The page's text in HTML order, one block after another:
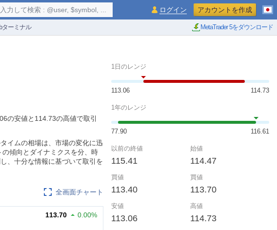
ターミナル MetaTrader 5をダウンロード
入力して検索 : @user, $symbol, ... ログイン アカウントを作成
の安値と114.73の高値で取引
イムの相場は、市場の変化に迅
傾向とダイナミクスを分、時
、十分な情報に基づいて取引を
全画面チャート
113.70 0.00%
1日のレンジ
113.06 114.73
1年のレンジ
77.90 116.61
以前の終値
115.41
始値
114.47
買値
113.40
買値
113.70
安値
113.06
高値
114.73